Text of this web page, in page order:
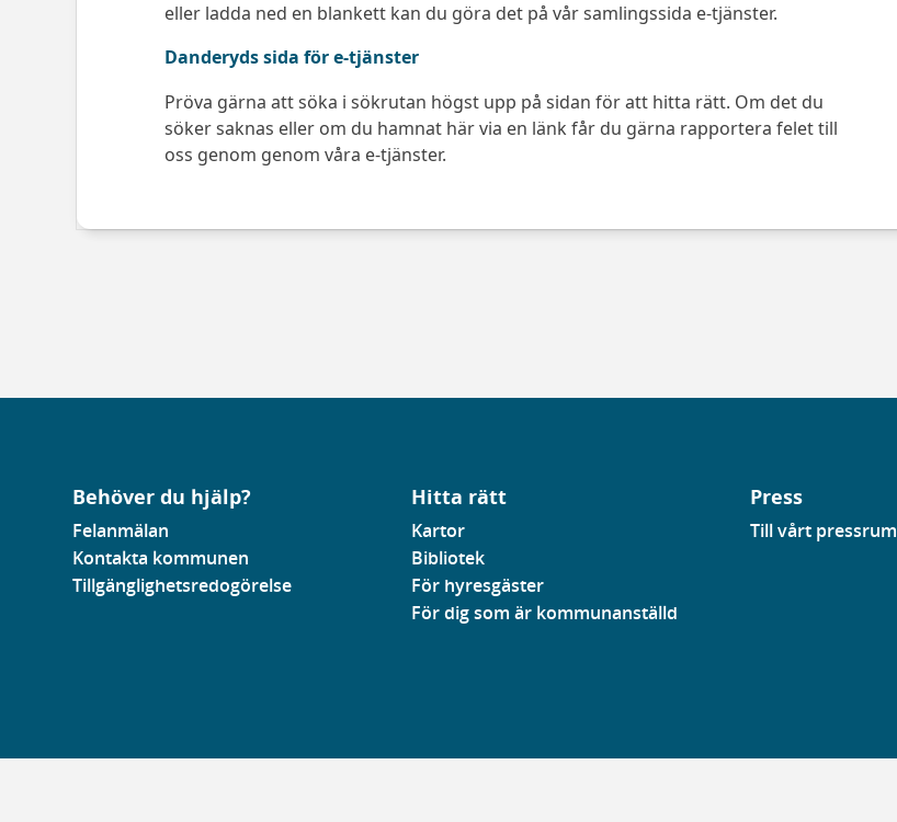
eller ladda ned en blankett kan du göra det på vår samlingssida e-tjänster.
Danderyds sida för e-tjänster
Pröva gärna att söka i sökrutan högst upp på sidan för att hitta rätt. Om det du
söker saknas eller om du hamnat här via en länk får du gärna rapportera felet till
oss genom genom våra e-tjänster.
Behöver du hjälp?
Felanmälan
Kontakta kommunen
Tillgänglighetsredogörelse
Hitta rätt
Kartor
Bibliotek
För hyresgäster
För dig som är kommunanställd
Press
Till vårt pressrum